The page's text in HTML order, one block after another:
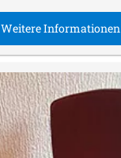
Weitere Informationen